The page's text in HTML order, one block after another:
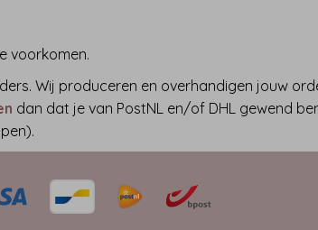
voorkomen.
Wij produceren en overhandigen jouw
dan dat je van PostNL en/of DHL gewend